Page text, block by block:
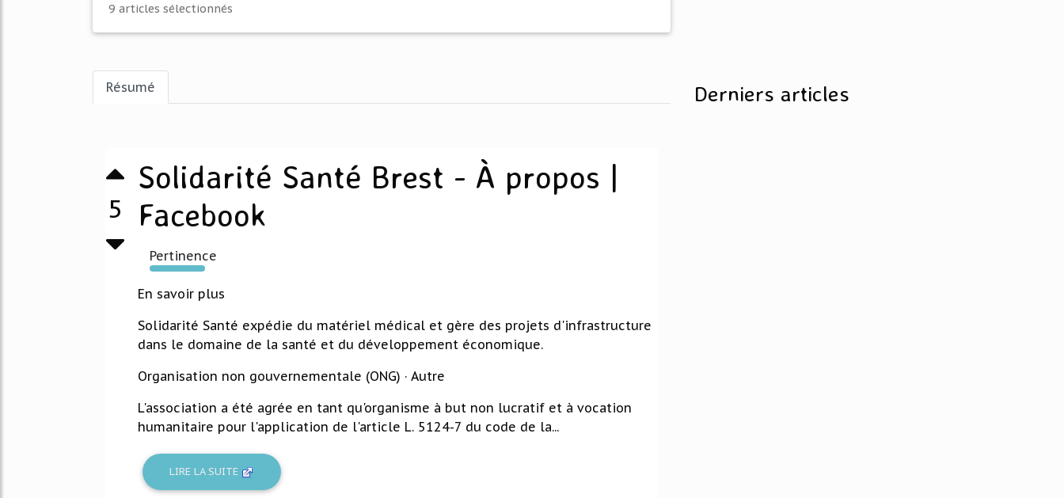
9 articles sélectionnés
Résumé
5
Solidarité Santé Brest - À propos |
Facebook
Pertinence
1357%
En savoir plus
Solidarité Santé expédie du matériel médical et gère des projets d'infrastructure
dans le domaine de la santé et du développement économique.
Organisation non gouvernementale (ONG) · Autre
L'association a été agrée en tant qu'organisme à but non lucratif et à vocation
humanitaire pour l'application de l'article L. 5124-7 du code de la...
LIRE LA SUITE
Derniers articles